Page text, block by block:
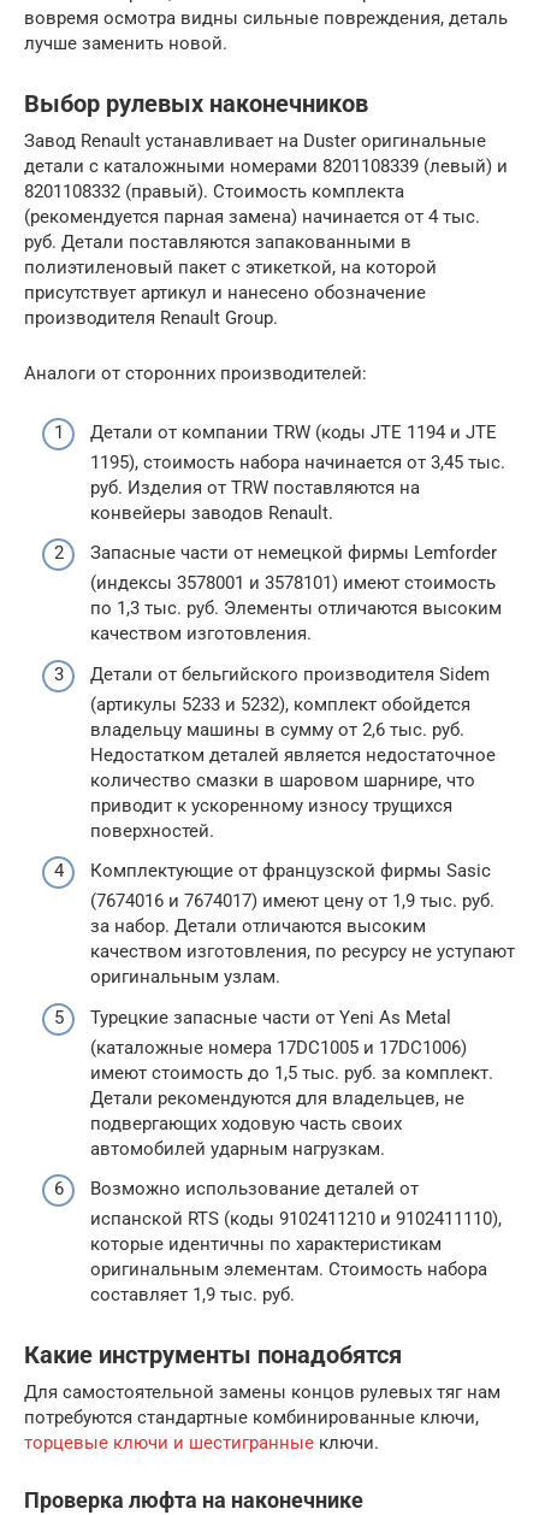
вовремя осмотра видны сильные повреждения, деталь
лучше заменить новой.
Выбор рулевых наконечников
Завод Renault устанавливает на Duster оригинальные
детали с каталожными номерами 8201108339 (левый) и
8201108332 (правый). Стоимость комплекта
(рекомендуется парная замена) начинается от 4 тыс.
руб. Детали поставляются запакованными в
полиэтиленовый пакет с этикеткой, на которой
присутствует артикул и нанесено обозначение
производителя Renault Group.
Аналоги от сторонних производителей:
Детали от компании TRW (коды JTE 1194 и JTE
1195), стоимость набора начинается от 3,45 тыс.
руб. Изделия от TRW поставляются на
конвейеры заводов Renault.
Запасные части от немецкой фирмы Lemforder
(индексы 3578001 и 3578101) имеют стоимость
по 1,3 тыс. руб. Элементы отличаются высоким
качеством изготовления.
Детали от бельгийского производителя Sidem
(артикулы 5233 и 5232), комплект обойдется
владельцу машины в сумму от 2,6 тыс. руб.
Недостатком деталей является недостаточное
количество смазки в шаровом шарнире, что
приводит к ускоренному износу трущихся
поверхностей.
Комплектующие от французской фирмы Sasic
(7674016 и 7674017) имеют цену от 1,9 тыс. руб.
за набор. Детали отличаются высоким
качеством изготовления, по ресурсу не уступают
оригинальным узлам.
Турецкие запасные части от Yeni As Metal
(каталожные номера 17DC1005 и 17DC1006)
имеют стоимость до 1,5 тыс. руб. за комплект.
Детали рекомендуются для владельцев, не
подвергающих ходовую часть своих
автомобилей ударным нагрузкам.
Возможно использование деталей от
испанской RTS (коды 9102411210 и 9102411110),
которые идентичны по характеристикам
оригинальным элементам. Стоимость набора
составляет 1,9 тыс. руб.
Какие инструменты понадобятся
Для самостоятельной замены концов рулевых тяг нам
потребуются стандартные комбинированные ключи,
торцевые ключи и шестигранные ключи.
Проверка люфта на наконечнике